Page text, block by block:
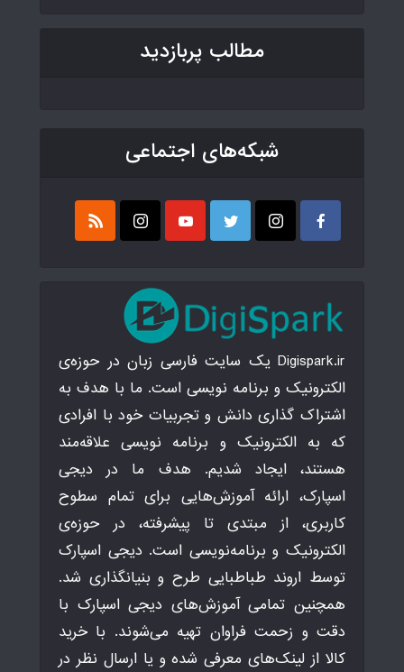
مطالب پربازدید
شبکه‌های اجتماعی
Digispark.ir یک سایت فارسی زبان در حوزه‌ی
الکترونیک و برنامه نویسی است. ما با هدف به
اشتراک گذاری دانش و تجربیات خود با افرادی
که به الکترونیک و برنامه نویسی علاقه‌مند
هستند، ایجاد شدیم. هدف ما در دیجی
اسپارک، ارائه آموزش‌هایی برای تمام سطوح
کاربری، از مبتدی تا پیشرفته، در حوزه‌ی
الکترونیک و برنامه‌نویسی است. دیجی اسپارک
توسط اروند طباطبایی طرح و بنیانگذاری شد.
همچنین تمامی آموزش‌های دیجی اسپارک با
دقت و زحمت فراوان تهیه می‌شوند. با خرید
کالا از لینک‌های معرفی شده و یا ارسال نظر در